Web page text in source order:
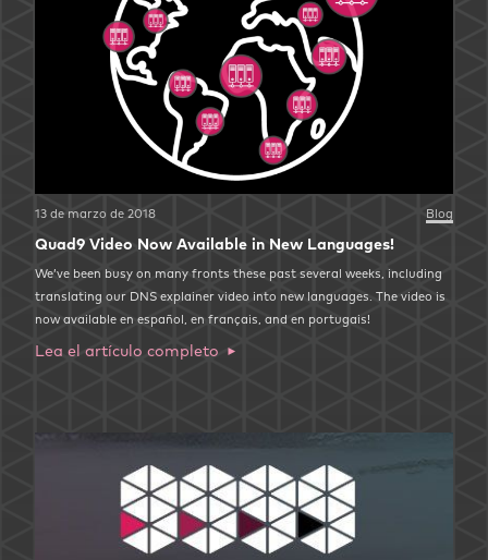
13 de marzo de 2018 Blog
Quad9 Video Now Available in New Languages!
We’ve been busy on many fronts these past several weeks, including
translating our DNS explainer video into new languages. The video is
now available en español, en français, and en portugais!
Lea el artículo completo